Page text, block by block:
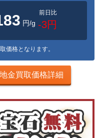
円/g
前日比
-3円
価格となります。
金買取価格詳細